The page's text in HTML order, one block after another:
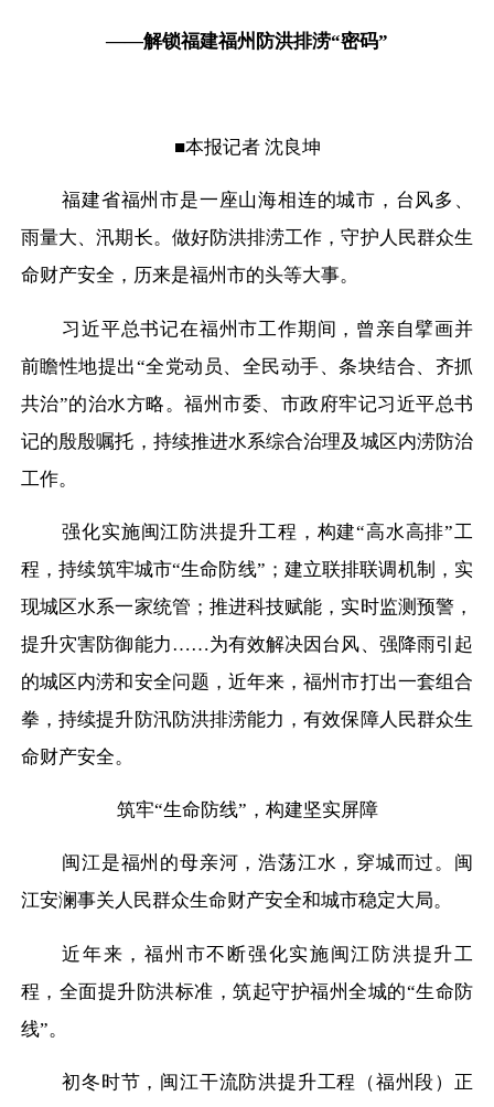
——解锁福建福州防洪排涝“密码”
■本报记者 沈良坤
福建省福州市是一座山海相连的城市，台风多、
雨量大、汛期长。做好防洪排涝工作，守护人民群众生
命财产安全，历来是福州市的头等大事。
习近平总书记在福州市工作期间，曾亲自擘画并
前瞻性地提出“全党动员、全民动手、条块结合、齐抓
共治”的治水方略。福州市委、市政府牢记习近平总书
记的殷殷嘱托，持续推进水系综合治理及城区内涝防治
工作。
强化实施闽江防洪提升工程，构建“高水高排”工
程，持续筑牢城市“生命防线”；建立联排联调机制，实
现城区水系一家统管；推进科技赋能，实时监测预警，
提升灾害防御能力……为有效解决因台风、强降雨引起
的城区内涝和安全问题，近年来，福州市打出一套组合
拳，持续提升防汛防洪排涝能力，有效保障人民群众生
命财产安全。
筑牢“生命防线”，构建坚实屏障
闽江是福州的母亲河，浩荡江水，穿城而过。闽
江安澜事关人民群众生命财产安全和城市稳定大局。
近年来，福州市不断强化实施闽江防洪提升工
程，全面提升防洪标准，筑起守护福州全城的“生命防
线”。
初冬时节，闽江干流防洪提升工程（福州段）正